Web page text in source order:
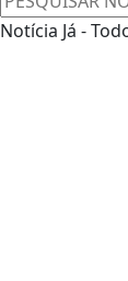
Notícia Já -